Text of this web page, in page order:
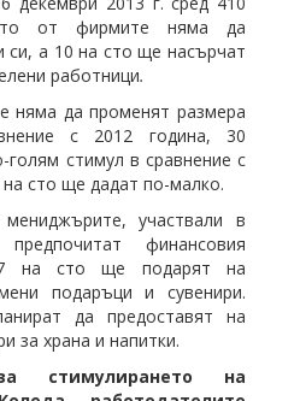
от фирмите няма да
си, а 10 на сто ще насърчат
работници.
няма да променят размера
с 2012 година, 30
стимул в сравнение с
сто ще дадат по-малко.
участвали в
финансовия
на сто ще подарят на
подаръци и сувенири.
да предоставят на
за храна и напитки.
стимулирането на